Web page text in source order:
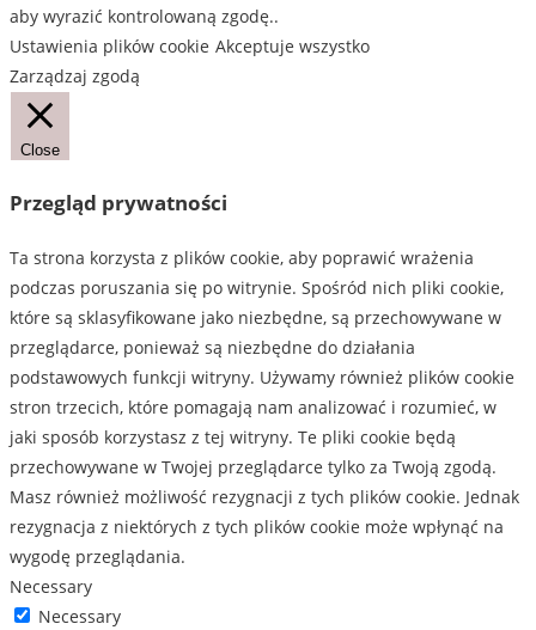
można
wybrać
na
można
wybrać
aby wyrazić kontrolowaną zgodę..
Ustawienia plików cookie Akceptuje wszystko
Zarządzaj zgodą
Close
Przegląd prywatności
Ta strona korzysta z plików cookie, aby poprawić wrażenia
podczas poruszania się po witrynie. Spośród nich pliki cookie,
które są sklasyfikowane jako niezbędne, są przechowywane w
przeglądarce, ponieważ są niezbędne do działania
podstawowych funkcji witryny. Używamy również plików cookie
stron trzecich, które pomagają nam analizować i rozumieć, w
jaki sposób korzystasz z tej witryny. Te pliki cookie będą
przechowywane w Twojej przeglądarce tylko za Twoją zgodą.
Masz również możliwość rezygnacji z tych plików cookie. Jednak
rezygnacja z niektórych z tych plików cookie może wpłynąć na
wygodę przeglądania.
Necessary
Necessary